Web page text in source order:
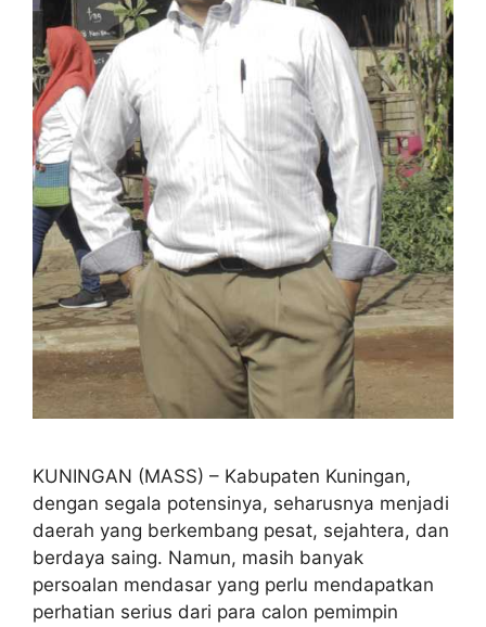
KUNINGAN (MASS) – Kabupaten Kuningan,
dengan segala potensinya, seharusnya menjadi
daerah yang berkembang pesat, sejahtera, dan
berdaya saing. Namun, masih banyak
persoalan mendasar yang perlu mendapatkan
perhatian serius dari para calon pemimpin